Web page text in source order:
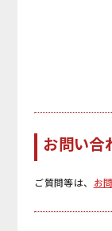
お問い合
ご質問等は、 お